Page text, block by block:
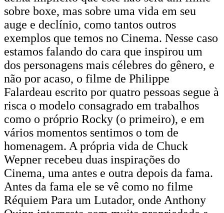
sobre boxe, mas sobre uma vida em seu
auge e declínio, como tantos outros
exemplos que temos no Cinema. Nesse caso
estamos falando do cara que inspirou um
dos personagens mais célebres do gênero, e
não por acaso, o filme de Philippe
Falardeau escrito por quatro pessoas segue à
risca o modelo consagrado em trabalhos
como o próprio Rocky (o primeiro), e em
vários momentos sentimos o tom de
homenagem. A própria vida de Chuck
Wepner recebeu duas inspirações do
Cinema, uma antes e outra depois da fama.
Antes da fama ele se vê como no filme
Réquiem Para um Lutador, onde Anthony